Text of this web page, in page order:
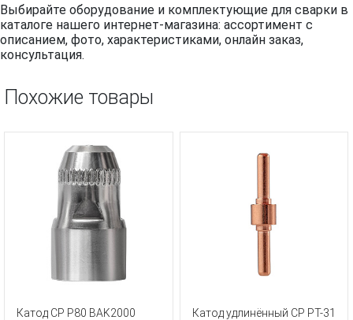
Выбирайте оборудование и комплектующие для сварки в
каталоге нашего интернет-магазина: ассортимент с
описанием, фото, характеристиками, онлайн заказ,
консультация.
Похожие товары
Катод CP P80 BAK2000
Катод удлинённый CP PT-31